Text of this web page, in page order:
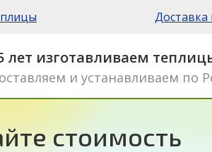
Доставка
лет изготавливаем
и устанавливаем по
стоимость